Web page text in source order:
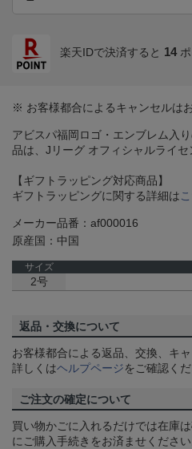
楽天IDで決済すると 14
※ お客様都合によるキャンセルは
アビスパ福岡ロゴ・エンブレム入
品は、Jリーグ オフィシャルライセ
【ギフトラッピング対応商品】
ギフトラッピングに関する詳細は
メーカー品番：af000016
原産国：中国
サイズ
2号
返品・交換について
お客様都合による返品、交換、キ
詳しくはヘルプページをご確認くだ
ご注文の確定について
買い物かごに入れるだけでは在庫
にご購入手続きをお済ませください